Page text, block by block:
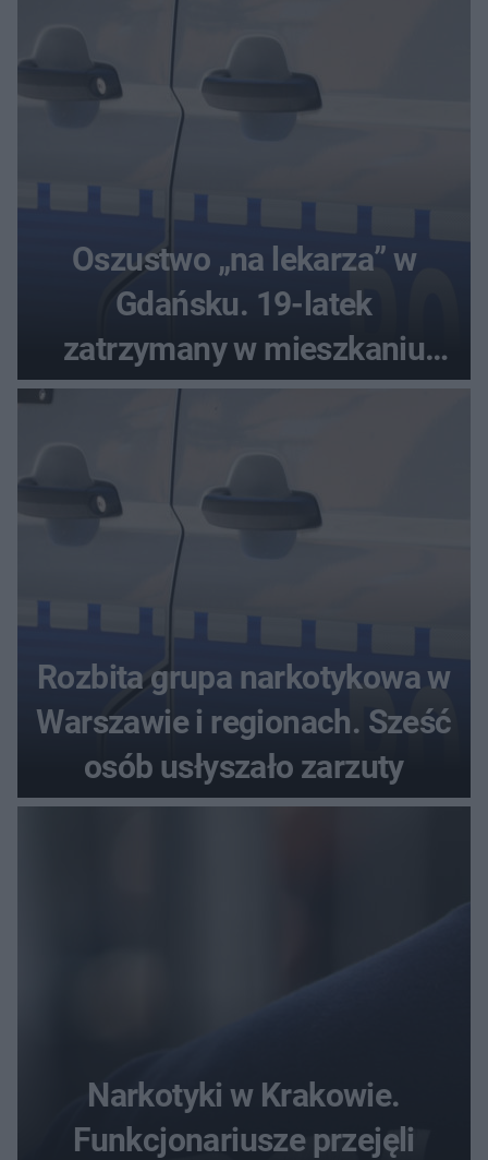
Oszustwo „na lekarza” w
Gdańsku. 19-latek
zatrzymany w mieszkaniu
seniora
Rozbita grupa narkotykowa w
Warszawie i regionach. Sześć
osób usłyszało zarzuty
Narkotyki w Krakowie.
Funkcjonariusze przejęli